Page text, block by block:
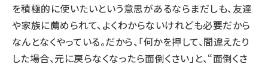
を積極的に使いたいという意思があるならまだしも、友達
や家族に薦められて、よくわからないけれども必要だから
なんとなくやっている。だから、「何かを押して、間違えたり
した場合、元に戻らなくなったら面倒くさい」と、“面倒くさ